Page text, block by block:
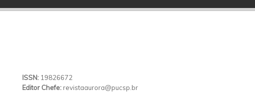
ISSN: 19826672
Editor Chefe:revistaaurora@pucsp.br